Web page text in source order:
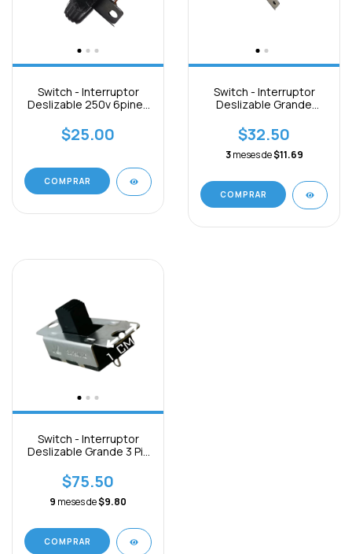
Switch - Interruptor
Deslizable 250v 6pines
$25.00
COMPRAR
Switch - Interruptor
Deslizable Grande
$32.50
3 meses de$11.69
COMPRAR
Switch - Interruptor
Deslizable Grande 3 Pin
$75.50
9 meses de$9.80
COMPRAR